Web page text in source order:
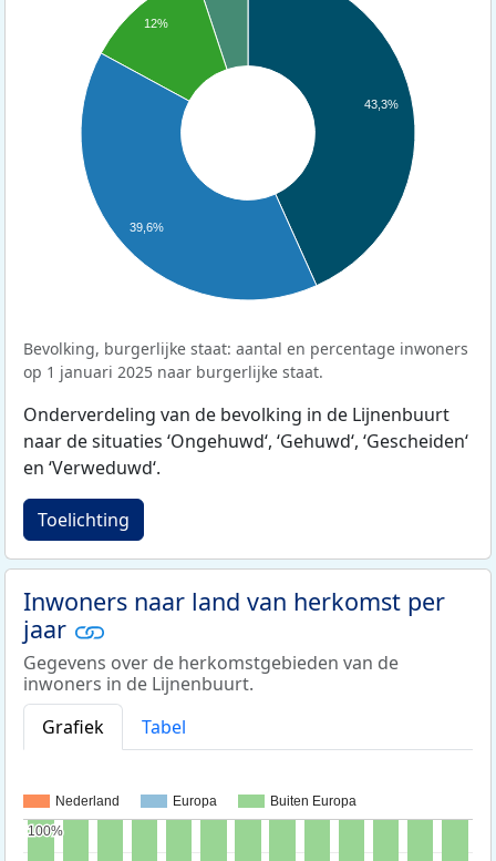
43,3%
12%
39,6%
Bevolking, burgerlijke staat: aantal en percentage inwoners
op 1 januari 2025 naar burgerlijke staat.
Onderverdeling van de bevolking in de Lijnenbuurt
naar de situaties ‘Ongehuwd‘, ‘Gehuwd‘, ‘Gescheiden‘
en ‘Verweduwd‘.
Toelichting
Inwoners naar land van herkomst per
jaar
Gegevens over de herkomstgebieden van de
inwoners in de Lijnenbuurt.
Grafiek
Tabel
Nederland Europa Buiten Europa
100%
100%